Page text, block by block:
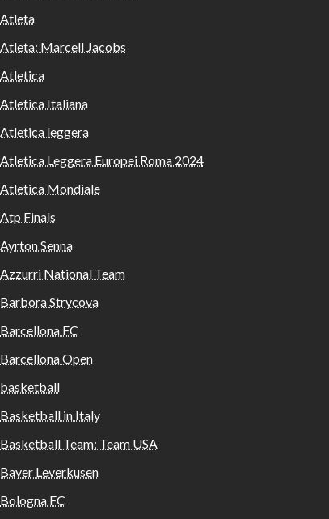
Atleta
Atleta: Marcell Jacobs
Atletica
Atletica Italiana
Atletica leggera
Atletica Leggera Europei Roma 2024
Atletica Mondiale
Atp Finals
Ayrton Senna
Azzurri National Team
Barbora Strycova
Barcellona FC
Barcellona Open
basketball
Basketball in Italy
Basketball Team: Team USA
Bayer Leverkusen
Bologna FC